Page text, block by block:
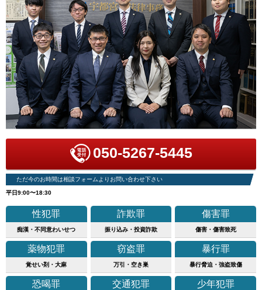
050-5267-5445
ただ今のお時間は相談フォームよりお問い合わせ下さい
平日9:00〜18:30
性犯罪
痴漢・不同意わいせつ
詐欺罪
振り込み・投資詐欺
傷害罪
傷害・傷害致死
薬物犯罪
覚せい剤・大麻
窃盗罪
万引・空き巣
暴行罪
暴行脅迫・強盗致傷
恐喝罪 交通犯罪 少年犯罪